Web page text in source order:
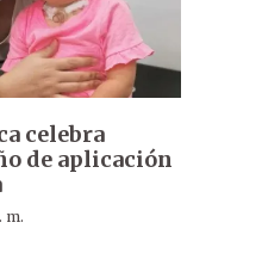
celebra
de aplicación
m.